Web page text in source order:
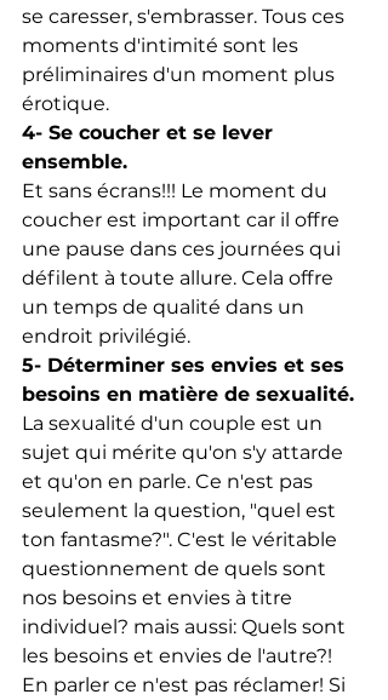
se caresser, s'embrasser. Tous ces
moments d'intimité sont les
préliminaires d'un moment plus
érotique.
4- Se coucher et se lever
ensemble.
Et sans écrans!!! Le moment du
coucher est important car il offre
une pause dans ces journées qui
défilent à toute allure. Cela offre
un temps de qualité dans un
endroit privilégié.
5- Déterminer ses envies et ses
besoins en matière de sexualité.
La sexualité d'un couple est un
sujet qui mérite qu'on s'y attarde
et qu'on en parle. Ce n'est pas
seulement la question, "quel est
ton fantasme?". C'est le véritable
questionnement de quels sont
nos besoins et envies à titre
individuel? mais aussi: Quels sont
les besoins et envies de l'autre?!
En parler ce n'est pas réclamer! Si